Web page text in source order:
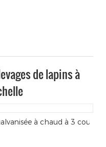
de lapins à